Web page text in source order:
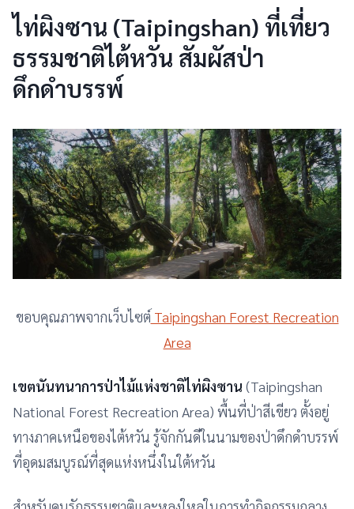
ไท่ผิงซาน (Taipingshan) ที่เที่ยว
ธรรมชาติไต้หวัน สัมผัสป่า
ดึกดำบรรพ์
ขอบคุณภาพจากเว็บไซต์ Taipingshan Forest Recreation
Area
เขตนันทนาการป่าไม้แห่งชาติไท่ผิงซาน (Taipingshan
National Forest Recreation Area) พื้นที่ป่าสีเขียว ตั้งอยู่
ทางภาคเหนือของไต้หวัน รู้จักกันดีในนามของป่าดึกดำบรรพ์
ที่อุดมสมบูรณ์ที่สุดแห่งหนึ่งในใต้หวัน